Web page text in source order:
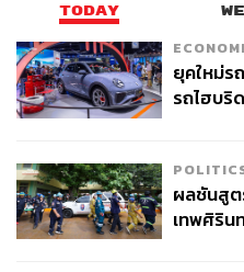
จัดการได้กับทุกปัญหา
ทว่าการจะเข้าใจปัญหาผิวแ
พูดคุย ซักถามข้อกังวล หรือปร
ที่ไม่เต็มประสิทธิภาพ
Viva Clinic จึงลงทุนในเทคโ
TODAY
ยุคใหม่ร
รถไฮบริ
ผลชันสูต
เทพศิริน